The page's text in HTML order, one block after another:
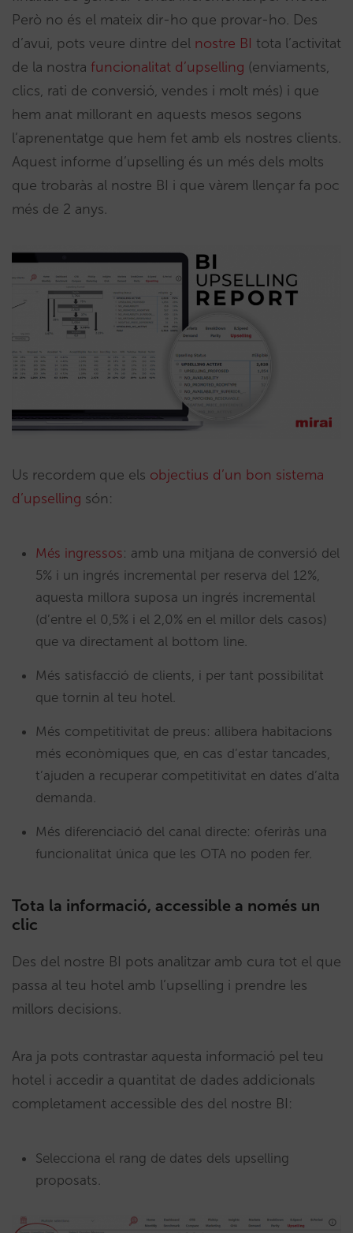
Però no és el mateix dir-ho que provar-ho. Des
d’avui, pots veure dintre del nostre BI tota l’activitat
de la nostra funcionalitat d’upselling (enviaments,
clics, rati de conversió, vendes i molt més) i que
hem anat millorant en aquests mesos segons
l’aprenentatge que hem fet amb els nostres clients.
Aquest informe d’upselling és un més dels molts
que trobaràs al nostre BI i que vàrem llençar fa poc
més de 2 anys.
Us recordem que els objectius d’un bon sistema
d’upselling són:
Més ingressos: amb una mitjana de conversió del
5% i un ingrés incremental per reserva del 12%,
aquesta millora suposa un ingrés incremental
(d’entre el 0,5% i el 2,0% en el millor dels casos)
que va directament al bottom line.
Més satisfacció de clients, i per tant possibilitat
que tornin al teu hotel.
Més competitivitat de preus: allibera habitacions
més econòmiques que, en cas d’estar tancades,
t’ajuden a recuperar competitivitat en dates d’alta
demanda.
Més diferenciació del canal directe: oferiràs una
funcionalitat única que les OTA no poden fer.
Tota la informació, accessible a només un
clic
Des del nostre BI pots analitzar amb cura tot el que
passa al teu hotel amb l’upselling i prendre les
millors decisions.
Ara ja pots contrastar aquesta informació pel teu
hotel i accedir a quantitat de dades addicionals
completament accessible des del nostre BI:
Selecciona el rang de dates dels upselling
proposats.